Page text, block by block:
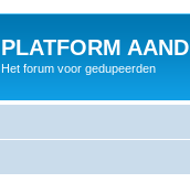
PLATFORM
Het forum voor gedupeerden